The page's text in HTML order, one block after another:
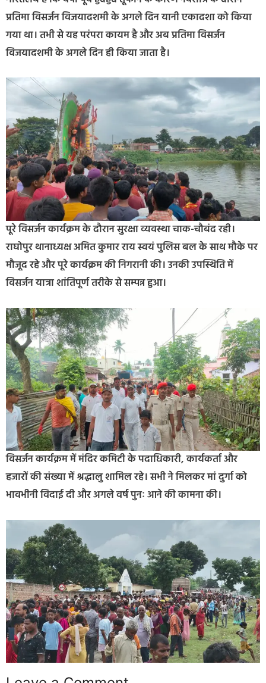
प्रतिमा विसर्जन विजयादशमी के अगले दिन यानी एकादशा को किया
गया था। तभी से यह परंपरा कायम है और अब प्रतिमा विसर्जन
विजयादशमी के अगले दिन ही किया जाता है।
पूरे विसर्जन कार्यक्रम के दौरान सुरक्षा व्यवस्था चाक-चौबंद रही।
राघोपुर थानाध्यक्ष अमित कुमार राय स्वयं पुलिस बल के साथ मौके पर
मौजूद रहे और पूरे कार्यक्रम की निगरानी की। उनकी उपस्थिति में
विसर्जन यात्रा शांतिपूर्ण तरीके से सम्पन्न हुआ।
विसर्जन कार्यक्रम में मंदिर कमिटी के पदाधिकारी, कार्यकर्ता और
हजारों की संख्या में श्रद्धालु शामिल रहे। सभी ने मिलकर मां दुर्गा को
भावभीनी विदाई दी और अगले वर्ष पुनः आने की कामना की।